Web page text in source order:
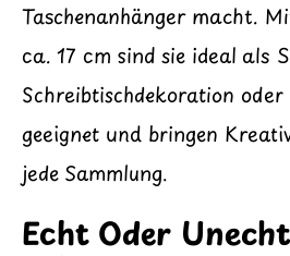
Taschenanhänger macht.
ca. 17 cm sind sie ideal als
Schreibtischdekoration
geeignet und bringen
jede Sammlung.
Echt Oder